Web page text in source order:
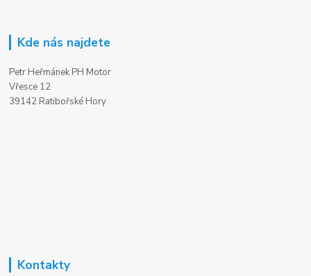
Kde nás najdete
Petr Heřmánek PH Motor
Vřesce 12
39142 Ratibořské Hory
Kontakty